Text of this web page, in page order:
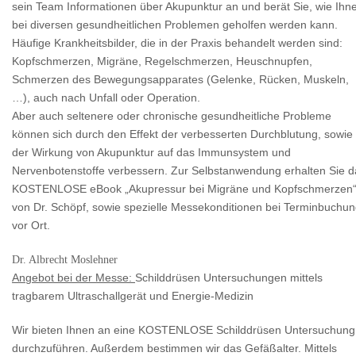
sein Team Informationen über Akupunktur an und berät Sie, wie
bei diversen gesundheitlichen Problemen geholfen werden kann.
Häufige Krankheitsbilder, die in der Praxis behandelt werden sind:
Kopfschmerzen, Migräne, Regelschmerzen, Heuschnupfen,
Schmerzen des Bewegungsapparates (Gelenke, Rücken, Muskeln,
…), auch nach Unfall oder Operation.
Aber auch seltenere oder chronische gesundheitliche Probleme
können sich durch den Effekt der verbesserten Durchblutung, sowie
der Wirkung von Akupunktur auf das Immunsystem und
Nervenbotenstoffe verbessern. Zur Selbstanwendung erhalten Sie
KOSTENLOSE eBook „Akupressur bei Migräne und Kopfschmerzen“
von Dr. Schöpf, sowie spezielle Messekonditionen bei
vor Ort.
Dr. Albrecht Moslehner
Angebot bei der Messe: Schilddrüsen Untersuchungen mittels
tragbarem Ultraschallgerät und Energie-Medizin
Wir bieten Ihnen an eine KOSTENLOSE Schilddrüsen Untersuchung
durchzuführen. Außerdem bestimmen wir das Gefäßalter. Mittels